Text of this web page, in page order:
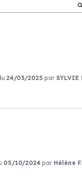
24/03/2025 par SYLVIE
05/10/2024 par Hélène F.